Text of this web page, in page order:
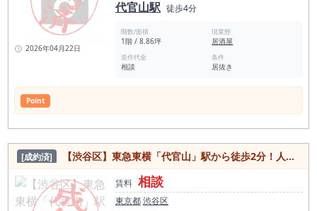
2026年04月22日
代官山駅 徒歩4分
階数/面積
1階 / 8.86坪
現業態
居酒屋
造作代金
相談
条件
居抜き
Point
[成約済] 【渋谷区】東急東横「代官山」駅から徒歩2分！人気のエリアの駅近好立地な居抜き物件
賃料 相談
東京都渋谷区